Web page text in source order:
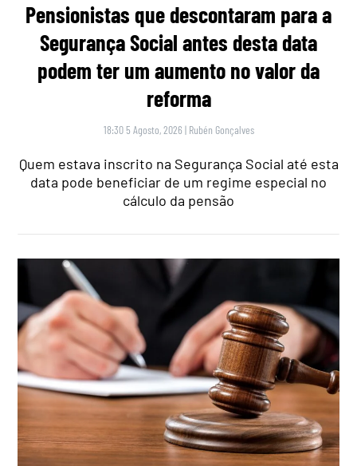
Pensionistas que descontaram para a
Segurança Social antes desta data
podem ter um aumento no valor da
reforma
18:30 5 Agosto, 2026 | Rubén Gonçalves
Quem estava inscrito na Segurança Social até esta
data pode beneficiar de um regime especial no
cálculo da pensão